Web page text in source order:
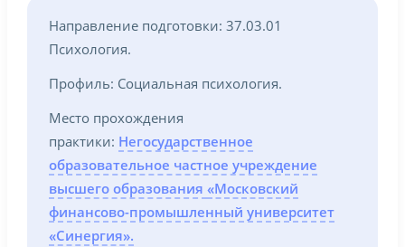
Направление подготовки: 37.03.01
Психология.
Профиль: Социальная психология.
Место прохождения
практики: Негосударственное
образовательное частное учреждение
высшего образования «Московский
финансово-промышленный университет
«Синергия».